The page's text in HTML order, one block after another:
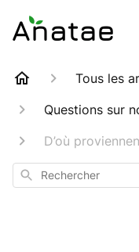
Tous les
Questions sur
D’où
Rechercher